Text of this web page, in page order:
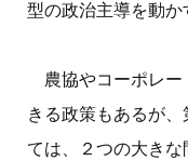
型の政治主導を動か
農協やコーポレ
きる政策もあるが
ては、２つの大きな